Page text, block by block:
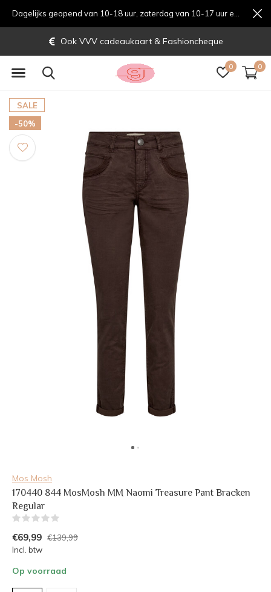
0 0
Ook VVV cadeaukaart & Fashioncheque
SALE
-50%
Mos Mosh
170440 844 MosMosh MM Naomi Treasure Pant Bracken
Regular
€69,99 €139,99
Incl. btw
Op voorraad